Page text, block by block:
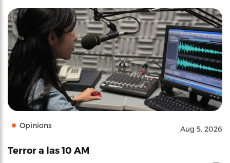
Opinions Aug 5, 2026
Terror a las 10 AM